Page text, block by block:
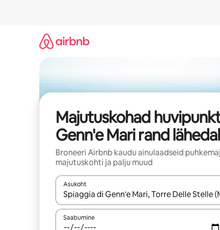
Majutuskohad
Genn'e Mari rand lähedal
Broneeri Airbnb kaudu ainulaadseid
majutuskohti ja palju muud
Asukoht
Kui tulemused on kuvatud, liigu ekraanil
Saabumine